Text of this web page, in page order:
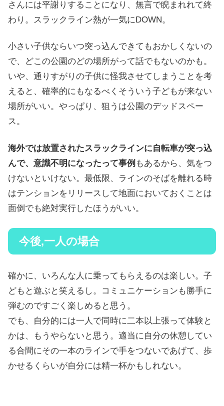
さんには平謝りすることになり、無言で睨まれれて終
わり。スラックライン熱が一気にDOWN。
小さい子供ならいつ突っ込んできてもおかしくないの
で、どこの公園のどの場所がって話でもないのかも。
いや、通りすがりの子供に怪我させてしまうことを考
えると、確率的にもなるべくそういう子どもが来ない
場所がいい。やっぱり、狙うは公園のデッドスペー
ス。
海外では放置されたスラックラインに自転車が突っ込
んで、意識不明になったって事例 もあるから、気をつ
けないといけない。最低限、ラインのそばを離れる時
はテンションをリリースして地面においておくことは
面倒でも絶対実行したほうがいい。
今後,一人の場合
確かに、いろんな人に乗ってもらえるのは楽しい。子
どもと遊ぶと笑えるし。コミュニケーションも勝手に
弾むのですごく楽しめると思う。
でも、自分的には一人で同時に二本以上張って体験と
かは、もうやらないと思う。適当に自分の休憩してい
る合間にその一本のラインで手をつないであげて、歩
かせるくらいが自分には精一杯かもしれない。